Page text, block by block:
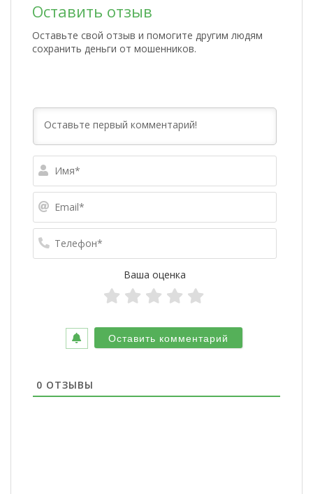
Оставить отзыв
Оставьте свой отзыв и помогите другим людям
сохранить деньги от мошенников.
Ваша оценка
0 ОТЗЫВЫ